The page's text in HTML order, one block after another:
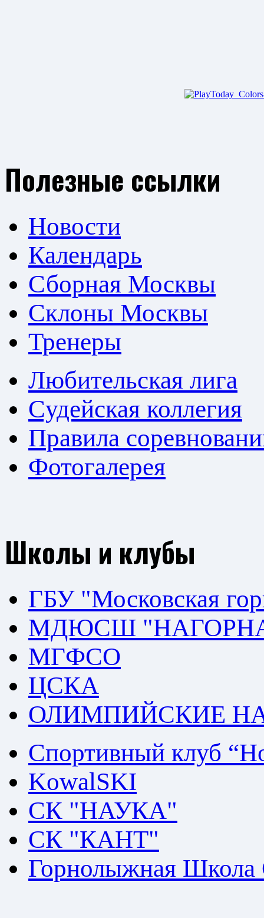
Полезные ссылки
Новости
Календарь
Сборная Москвы
Склоны Москвы
Тренеры
Любительская лига
Cудейская коллегия
Правила
Фотогалерея
Школы и клубы
ГБУ "Московская
МДЮСШ
МГФСО
ЦСКА
ОЛИМПИЙСКИЕ
Спортивный клуб
KowalSKI
СК "НАУКА"
СК "КАНТ"
Горнолыжная Школа